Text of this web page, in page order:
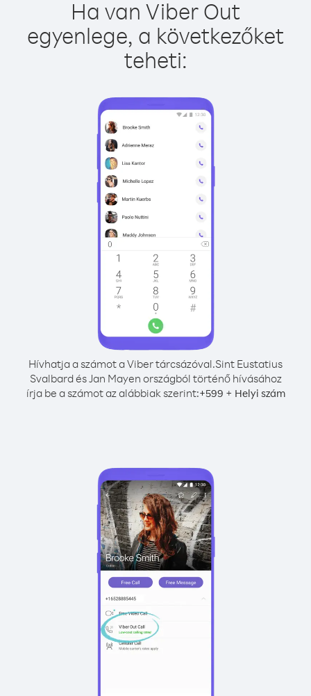
Ha van Viber Out
egyenlege, a következőket
teheti:
Hívhatja a számot a Viber tárcsázóval.Sint Eustatius
Svalbard és Jan Mayen országból történő hívásához
írja be a számot az alábbiak szerint:+599 + Helyi szám